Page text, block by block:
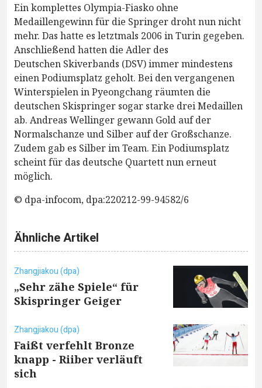
Ein komplettes Olympia-Fiasko ohne
Medaillengewinn für die Springer droht nun nicht
mehr. Das hatte es letztmals 2006 in Turin gegeben.
Anschließend hatten die Adler des
Deutschen Skiverbands (DSV) immer mindestens
einen Podiumsplatz geholt. Bei den vergangenen
Winterspielen in Pyeongchang räumten die
deutschen Skispringer sogar starke drei Medaillen
ab. Andreas Wellinger gewann Gold auf der
Normalschanze und Silber auf der Großschanze.
Zudem gab es Silber im Team. Ein Podiumsplatz
scheint für das deutsche Quartett nun erneut
möglich.
© dpa-infocom, dpa:220212-99-94582/6
Ähnliche Artikel
Zhangjiakou (dpa)
„Sehr zähe Spiele“ für
Skispringer Geiger
Zhangjiakou (dpa)
Faißt verfehlt Bronze
knapp - Riiber verläuft
sich